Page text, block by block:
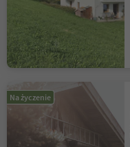
Na życzenie